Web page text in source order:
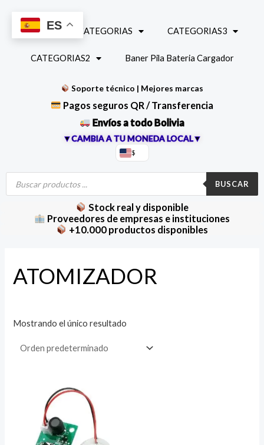
contenido
INICIO CATEGORIAS CATEGORIAS3
CATEGORIAS2 Baner Pila Bateria Cargador
Soporte técnico | Mejores marcas
Pagos seguros QR / Transferencia
Envíos a todo Bolivia
▼CAMBIA A TU MONEDA LOCAL▼
$
Búsqueda
productos
BUSCAR
Stock real y disponible
Proveedores de empresas e instituciones
+10.000 productos disponibles
ATOMIZADOR
Mostrando el único resultado
ES